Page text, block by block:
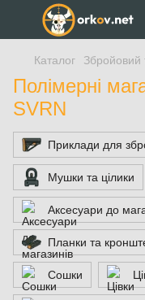
Каталог Збройовий
Полімерні
SVRN
Приклади для
Мушки та цілики
Аксесуари до
Планки та
Сошки